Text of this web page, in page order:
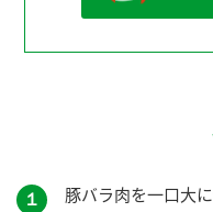
１
豚バラ肉を一口大